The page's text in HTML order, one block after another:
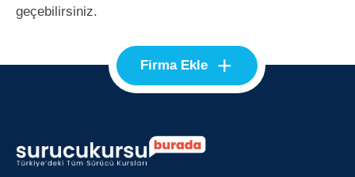
geçebilirsiniz.
Firma Ekle +